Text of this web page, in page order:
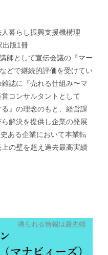
暮らし振興支援機構理
出版1冊
師として宣伝会議の『マー
どで継続的評価を受けてい
誌に『売れる仕組み〜マ
コンサルタントとして
る』の理念のもと、経営課
解決を提供し企業の発展
ある企業において本業転
の壁を超え過去最高実績